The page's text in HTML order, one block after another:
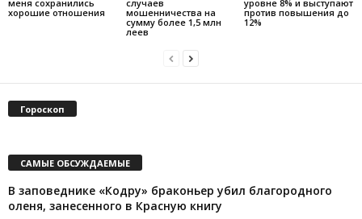
меня сохранились
хорошие отношения
случаев
мошенничества на
сумму более 1,5 млн
леев
уровне 8% и выступают
против повышения до
12%
Гороскоп
САМЫЕ ОБСУЖДАЕМЫЕ
В заповеднике «Кодру» браконьер убил благородного
оленя, занесенного в Красную книгу